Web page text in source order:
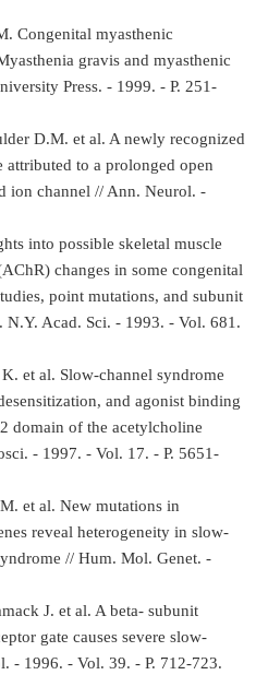
Congenital myasthenic
gravis and myasthenic
Press. - 1999. - P. 251-
D.M. et al. A newly recognized
to a prolonged open
ion channel // Ann. Neurol. -
into possible skeletal muscle
changes in some congenital
point mutations, and subunit
Acad. Sci. - 1993. - Vol. 681.
et al. Slow-channel syndrome
and agonist binding
domain of the acetylcholine
- 1997. - Vol. 17. - P. 5651-
et al. New mutations in
reveal heterogeneity in slow-
// Hum. Mol. Genet. -
J. et al. A beta- subunit
gate causes severe slow-
- 1996. - Vol. 39. - P. 712-723.